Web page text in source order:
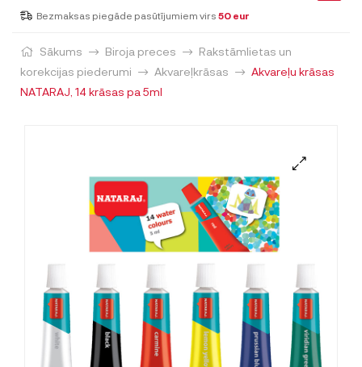
Bezmaksas piegāde pasūtījumiem virs 50 eur
Sākums Biroja preces
Rakstāmlietas un
korekcijas piederumi
Akvareļkrāsas
Akvareļu krāsas
NATARAJ, 14 krāsas pa 5ml